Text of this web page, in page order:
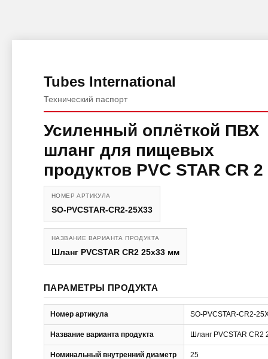
Tubes International
Технический паспорт
Усиленный оплёткой ПВХ
шланг для пищевых
продуктов PVC STAR CR 2
НОМЕР АРТИКУЛА
SO-PVCSTAR-CR2-25X33
НАЗВАНИЕ ВАРИАНТА ПРОДУКТА
Шланг PVCSTAR CR2 25x33 мм
ПАРАМЕТРЫ ПРОДУКТА
Номер артикула SO-PVCSTAR-CR2-
Название варианта продукта Шланг PVCSTAR CR2
Номинальный внутренний диаметр 25